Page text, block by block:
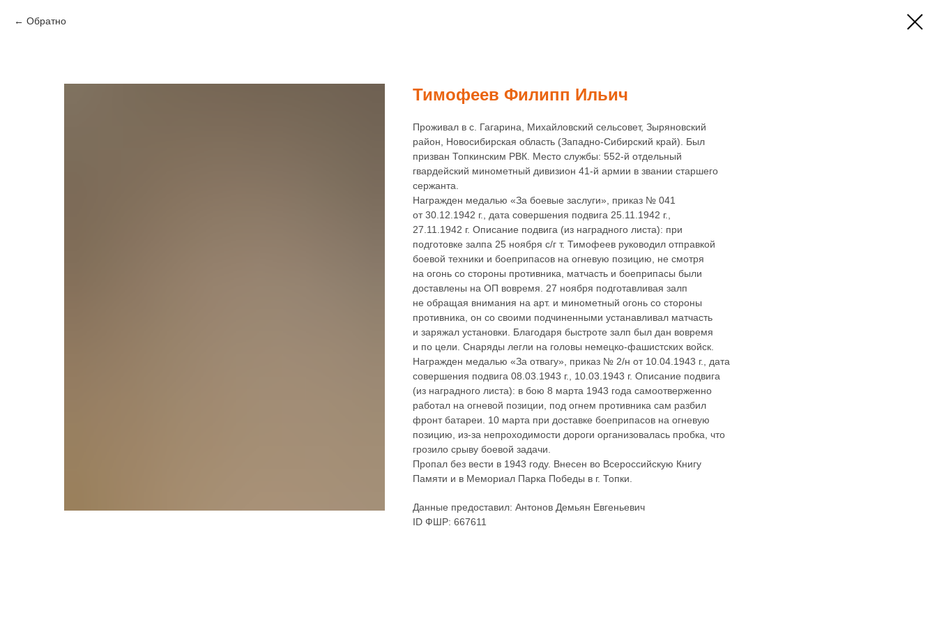
Обратно
Тимофеев Филипп Ильич
Проживал в с. Гагарина, Михайловский сельсовет, Зыряновский
район, Новосибирская область (Западно-Сибирский край). Был
призван Топкинским РВК. Место службы: 552-й отдельный
гвардейский минометный дивизион 41-й армии в звании старшего
сержанта.
Награжден медалью «За боевые заслуги», приказ № 041
от 30.12.1942 г., дата совершения подвига 25.11.1942 г.,
27.11.1942 г. Описание подвига (из наградного листа): при
подготовке залпа 25 ноября с/г т. Тимофеев руководил отправкой
боевой техники и боеприпасов на огневую позицию, не смотря
на огонь со стороны противника, матчасть и боеприпасы были
доставлены на ОП вовремя. 27 ноября подготавливая залп
не обращая внимания на арт. и минометный огонь со стороны
противника, он со своими подчиненными устанавливал матчасть
и заряжал установки. Благодаря быстроте залп был дан вовремя
и по цели. Снаряды легли на головы немецко-фашистских войск.
Награжден медалью «За отвагу», приказ № 2/н от 10.04.1943 г., дата
совершения подвига 08.03.1943 г., 10.03.1943 г. Описание подвига
(из наградного листа): в бою 8 марта 1943 года самоотверженно
работал на огневой позиции, под огнем противника сам разбил
фронт батареи. 10 марта при доставке боеприпасов на огневую
позицию, из-за непроходимости дороги организовалась пробка, что
грозило срыву боевой задачи.
Пропал без вести в 1943 году. Внесен во Всероссийскую Книгу
Памяти и в Мемориал Парка Победы в г. Топки.
Данные предоставил: Антонов Демьян Евгеньевич
ID ФШР: 667611